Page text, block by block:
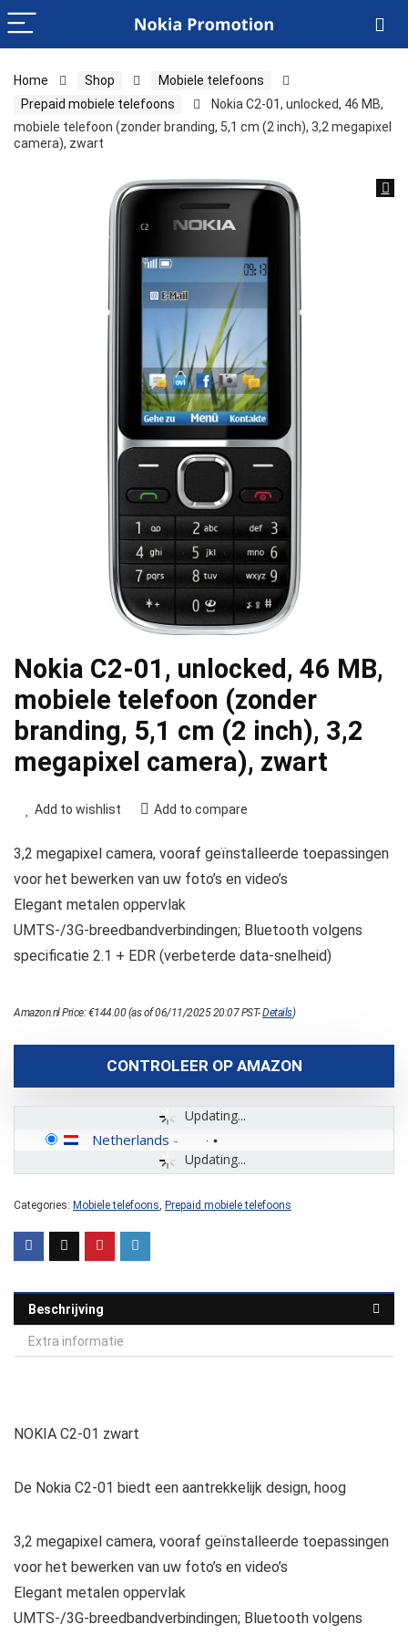
Home Shop
Mobiele telefoons
Prepaid mobiele telefoons
Nokia C2-01, unlocked, 46 MB,
mobiele telefoon (zonder branding, 5,1 cm (2 inch), 3,2 megapixel
camera), zwart
Nokia C2-01, unlocked, 46 MB,
mobiele telefoon (zonder
branding, 5,1 cm (2 inch), 3,2
megapixel camera), zwart
Add to wishlist Add to compare
3,2 megapixel camera, vooraf geïnstalleerde toepassingen
voor het bewerken van uw foto’s en video’s
Elegant metalen oppervlak
UMTS-/3G-breedbandverbindingen; Bluetooth volgens
specificatie 2.1 + EDR (verbeterde data-snelheid)
Amazon.nl Price:€144.00(as of 06/11/2025 20:07 PST-Details)
CONTROLEER OP AMAZON
Updating...
Updating...
Netherlands -
Categories: Mobiele telefoons, Prepaid mobiele telefoons
Beschrijving
Extra informatie
NOKIA C2-01 zwart
De Nokia C2-01 biedt een aantrekkelijk design, hoog
3,2 megapixel camera, vooraf geïnstalleerde toepassingen
voor het bewerken van uw foto’s en video’s
Elegant metalen oppervlak
UMTS-/3G-breedbandverbindingen; Bluetooth volgens